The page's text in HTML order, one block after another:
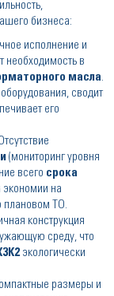
бизнеса:
исполнение и
необходимость в
масла.
оборудования, сводит
его
(мониторинг уровня
всего срока
экономии на
плановом ТО.
конструкция
среду, что
экологически
размеры и